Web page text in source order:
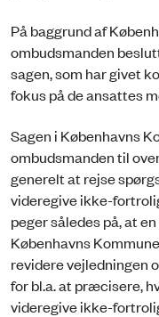
På baggrund af
ombudsmanden
sagen, som har givet
fokus på de ansattes
Sagen i Københavns
ombudsmanden til
generelt at rejse
videregive ikke-
peger således på, at
Københavns
revidere vejledningen
for bl.a. at præcisere,
videregive ikke-